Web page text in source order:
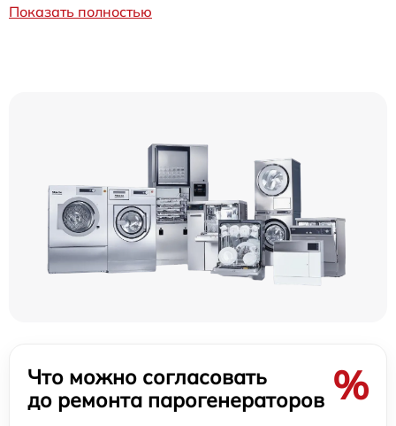
Показать полностью
Что можно согласовать
до ремонта парогенераторов %